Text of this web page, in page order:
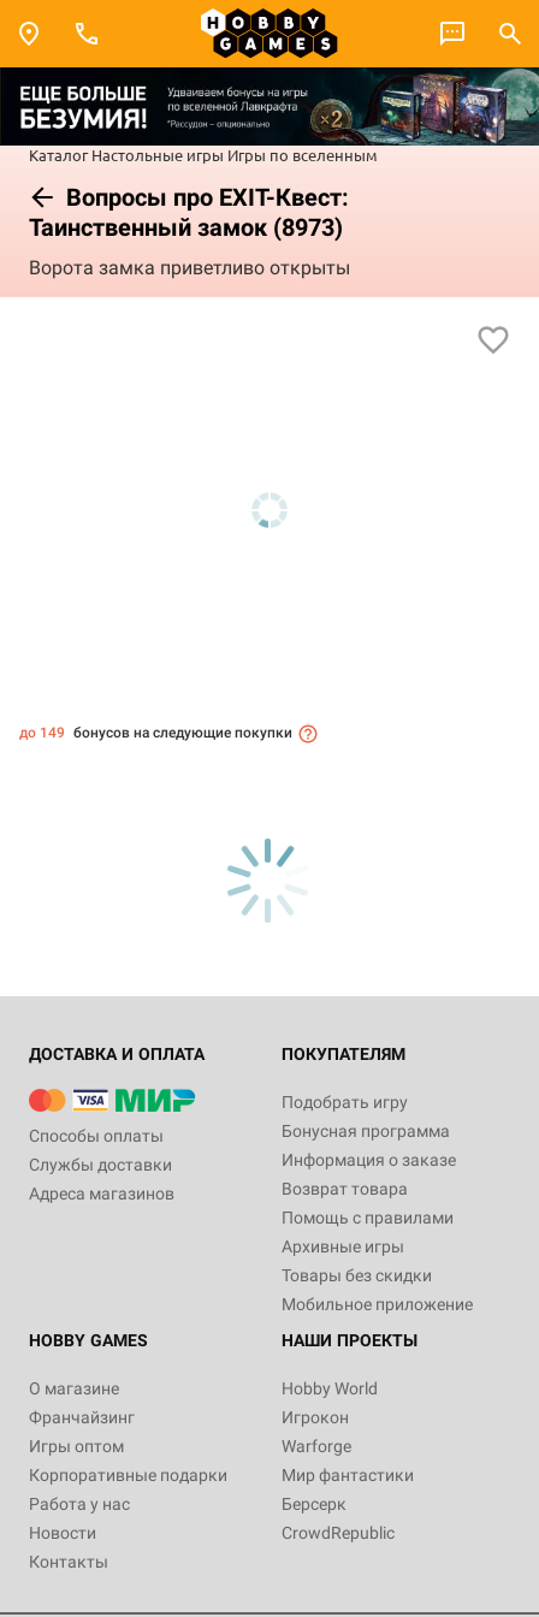
Каталог Настольные игры Игры по вселенным
Вопросы про EXIT-Квест:
Таинственный замок (8973)
Ворота замка приветливо открыты
до 149 бонусов на следующие покупки
ДОСТАВКА И ОПЛАТА
Способы оплаты
Службы доставки
Адреса магазинов
ПОКУПАТЕЛЯМ
Подобрать игру
Бонусная программа
Информация о заказе
Возврат товара
Помощь с правилами
Архивные игры
Товары без скидки
Мобильное приложение
HOBBY GAMES
О магазине
Франчайзинг
Игры оптом
Корпоративные подарки
Работа у нас
Новости
Контакты
НАШИ ПРОЕКТЫ
Hobby World
Игрокон
Warforge
Мир фантастики
Берсерк
CrowdRepublic